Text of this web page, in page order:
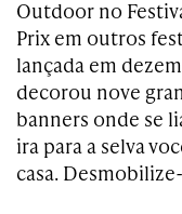
Outdoor no
Prix em outros
lançada em
decorou nove
banners onde se
ira para a selva
casa.